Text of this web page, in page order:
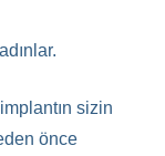
sizin
önce